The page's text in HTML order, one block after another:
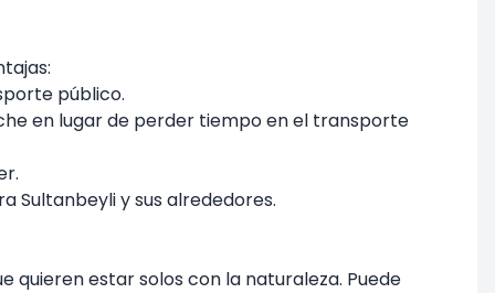
público.
en lugar de perder tiempo en el transporte
Sultanbeyli y sus alrededores.
quieren estar solos con la naturaleza. Puede